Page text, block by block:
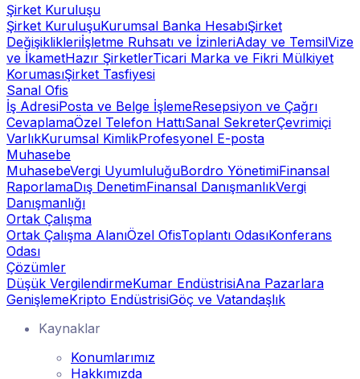
Şirket Kuruluşu
Şirket KuruluşuKurumsal Banka HesabıŞirket
Değişiklikleriİşletme Ruhsatı ve İzinleriAday ve TemsilVize
ve İkametHazır ŞirketlerTicari Marka ve Fikri Mülkiyet
KorumasıŞirket Tasfiyesi
Sanal Ofis
İş AdresiPosta ve Belge İşlemeResepsiyon ve Çağrı
CevaplamaÖzel Telefon HattıSanal SekreterÇevrimiçi
VarlıkKurumsal KimlikProfesyonel E-posta
Muhasebe
MuhasebeVergi UyumluluğuBordro YönetimiFinansal
RaporlamaDış DenetimFinansal DanışmanlıkVergi
Danışmanlığı
Ortak Çalışma
Ortak Çalışma AlanıÖzel OfisToplantı OdasıKonferans
Odası
Çözümler
Düşük VergilendirmeKumar EndüstrisiAna Pazarlara
GenişlemeKripto EndüstrisiGöç ve Vatandaşlık
Kaynaklar
Konumlarımız
Hakkımızda